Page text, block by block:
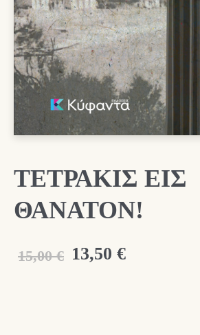
ΤΕΤΡΑΚΙΣ ΕΙΣ
ΘΑΝΑΤΟΝ!
15,00 € Original
13,50 €Η